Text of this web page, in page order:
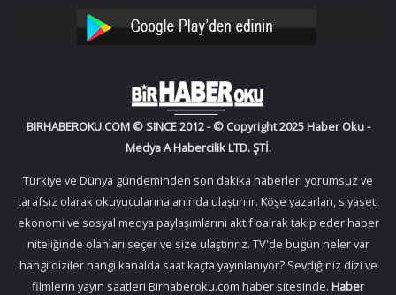
YouTube
Instagram
BIRHABEROKU.COM © SINCE 2012 - © Copyright 2025 Haber Oku -
Medya A Habercilik LTD. ŞTİ.
Türkiye ve Dünya gündeminden son dakika haberleri yorumsuz ve
tarafsız olarak okuyucularına anında ulaştırılır. Köşe yazarları, siyaset,
ekonomi ve sosyal medya paylaşımlarını aktif oalrak takip eder haber
niteliğinde olanları seçer ve size ulaştırırız. TV'de bugün neler var
hangi diziler hangi kanalda saat kaçta yayınlanıyor? Sevdiğiniz dizi ve
filmlerin yayın saatleri Birhaberoku.com haber sitesinde. Haber